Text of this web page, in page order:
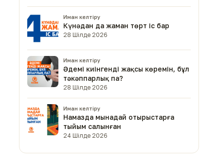
Иман келтіру
Күнәдан да жаман төрт іс бар
28 Шілде 2026
Иман келтіру
Әдемі киінгенді жақсы көремін, бұл
тәкәппарлық па?
28 Шілде 2026
Иман келтіру
Намазда мынадай отырыстарға
тыйым салынған
24 Шілде 2026